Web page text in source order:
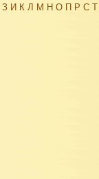
З И К Л М Н О П Р С Т